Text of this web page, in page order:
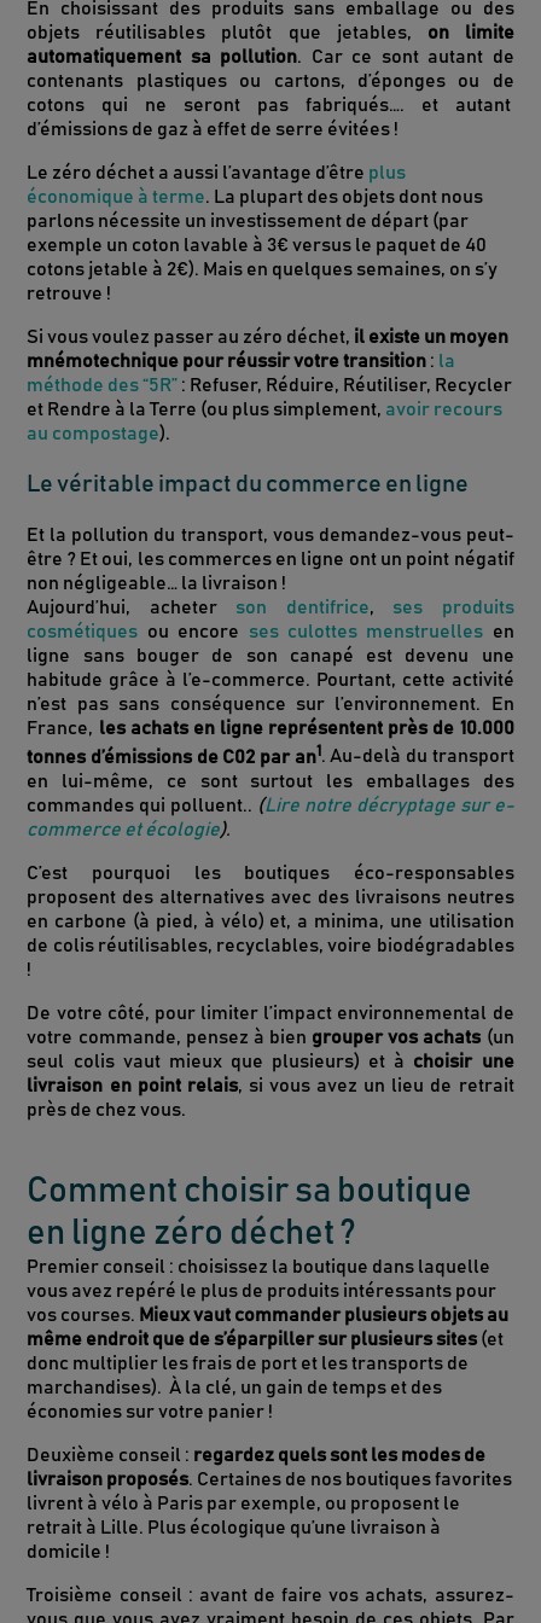
En choisissant des produits sans emballage ou des
objets réutilisables plutôt que jetables, on limite
automatiquement sa pollution. Car ce sont autant de
contenants plastiques ou cartons, d’éponges ou de
cotons qui ne seront pas fabriqués…. et autant
d’émissions de gaz à effet de serre évitées !
Le zéro déchet a aussi l’avantage d’être plus
économique à terme. La plupart des objets dont nous
parlons nécessite un investissement de départ (par
exemple un coton lavable à 3€ versus le paquet de 40
cotons jetable à 2€). Mais en quelques semaines, on s’y
retrouve !
Si vous voulez passer au zéro déchet, il existe un moyen
mnémotechnique pour réussir votre transition : la
méthode des “5R” : Refuser, Réduire, Réutiliser, Recycler
et Rendre à la Terre (ou plus simplement, avoir recours
au compostage).
Le véritable impact du commerce en ligne
Et la pollution du transport, vous demandez-vous peut-
être ? Et oui, les commerces en ligne ont un point négatif
non négligeable… la livraison !
Aujourd’hui, acheter son dentifrice, ses produits
cosmétiques ou encore ses culottes menstruelles en
ligne sans bouger de son canapé est devenu une
habitude grâce à l’e-commerce. Pourtant, cette activité
n’est pas sans conséquence sur l’environnement. En
France, les achats en ligne représentent près de 10.000
tonnes d’émissions de C02 par an1. Au-delà du transport
en lui-même, ce sont surtout les emballages des
commandes qui polluent.. (Lire notre décryptage sur e-
commerce et écologie).
C’est pourquoi les boutiques éco-responsables
proposent des alternatives avec des livraisons neutres
en carbone (à pied, à vélo) et, a minima, une utilisation
de colis réutilisables, recyclables, voire biodégradables
!
De votre côté, pour limiter l’impact environnemental de
votre commande, pensez à bien grouper vos achats (un
seul colis vaut mieux que plusieurs) et à choisir une
livraison en point relais, si vous avez un lieu de retrait
près de chez vous.
Comment choisir sa boutique
en ligne zéro déchet ?
Premier conseil : choisissez la boutique dans laquelle
vous avez repéré le plus de produits intéressants pour
vos courses. Mieux vaut commander plusieurs objets au
même endroit que de s’éparpiller sur plusieurs sites (et
donc multiplier les frais de port et les transports de
marchandises). À la clé, un gain de temps et des
économies sur votre panier !
Deuxième conseil : regardez quels sont les modes de
livraison proposés. Certaines de nos boutiques favorites
livrent à vélo à Paris par exemple, ou proposent le
retrait à Lille. Plus écologique qu’une livraison à
domicile !
Troisième conseil : avant de faire vos achats, assurez-